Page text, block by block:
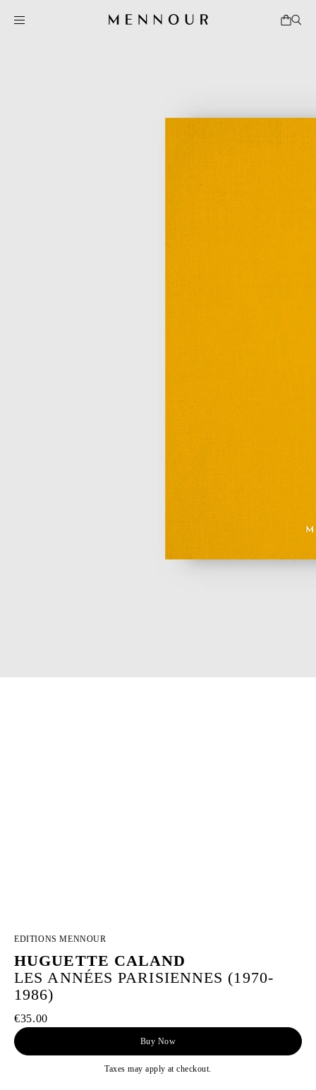
EDITIONS MENNOUR
HUGUETTE CALAND
LES ANNÉES PARISIENNES (1970-
1986)
€35.00
Buy Now
Taxes may apply at checkout.